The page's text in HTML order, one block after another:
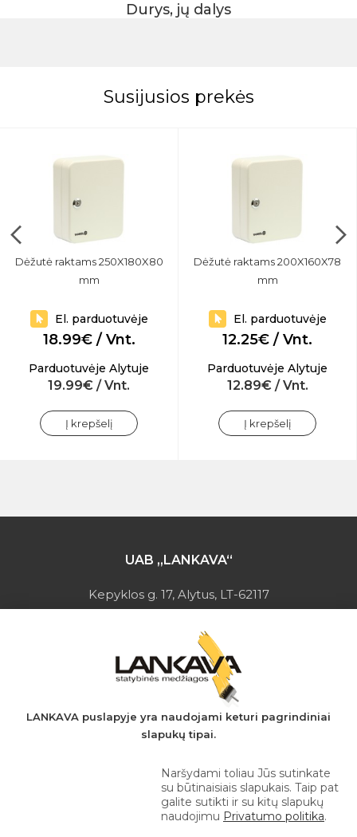
Durys, jų dalys
Susijusios prekės
Dėžutė raktams 250X180X80
mm
El. parduotuvėje
18.99€ / Vnt.
Parduotuvėje Alytuje
19.99€ / Vnt.
Į krepšelį
Dėžutė raktams 200X160X78
mm
El. parduotuvėje
12.25€ / Vnt.
Parduotuvėje Alytuje
12.89€ / Vnt.
Į krepšelį
UAB „LANKAVA“
Kepyklos g. 17, Alytus, LT-62117
Įmonės kodas: 149728275
PVM mokėtojo kodas: LT497282716
A.s.: LT037044060001923651
AB SEB bankas
+370 610 42 222
LANKAVA puslapyje yra naudojami keturi pagrindiniai
slapukų tipai.
Naršydami toliau Jūs sutinkate
su būtinaisiais slapukais. Taip pat
galite sutikti ir su kitų slapukų
naudojimu Privatumo politika.